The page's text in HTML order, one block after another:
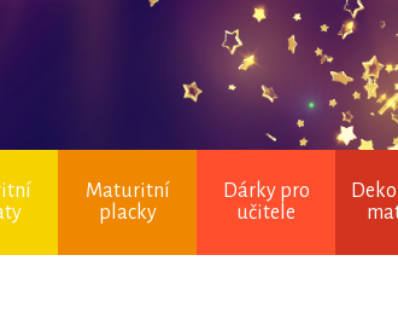
Maturitní
placky
Dárky pro
učitele